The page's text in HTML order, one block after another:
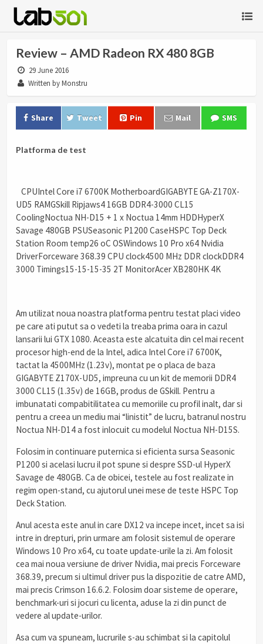
Review – AMD Radeon RX 480 8GB
29 June 2016
Written by Monstru
Share Tweet Pin Mail SMS
Platforma de test
CPUIntel Core i7 6700K MotherboardGIGABYTE GA-Z170X-
UD5 RAMGSkill Ripjaws4 16GB DDR4-3000 CL15
CoolingNoctua NH-D15 + 1 x Noctua 14mm HDDHyperX
Savage 480GB PSUSeasonic P1200 CaseHSPC Top Deck
Station Room temp26 oC OSWindows 10 Pro x64 Nvidia
DriverForceware 368.39 CPU clock4500 MHz DDR clockDDR4
3000 Timings15-15-15-35 2T MonitorAcer XB280HK 4K
Am utilizat noua noastra platforma pentru testat placi video
pe care ati putut sa o vedeti la treaba prima oara in cazul
lansarii lui GTX 1080. Aceasta este alcatuita din cel mai recent
procesor high-end de la Intel, adica Intel Core i7 6700K,
tactat la 4500MHz (1.23v), montat pe o placa de baza
GIGABYTE Z170X-UD5, impreuna cu un kit de memorii DDR4
3000 CL15 (1.35v) de 16GB, produs de GSkill. Pentru a
imbunatati compabitilitatea cu memoriile cu profil inalt, dar si
pentru a creea un mediu mai “linistit” de lucru, batranul nostru
Noctua NH-D14 a fost inlocuit cu modelul Noctua NH-D15S.
Folosim in continuare puternica si eficienta sursa Seasonic
P1200 si acelasi lucru il pot spune si despre SSD-ul HyperX
Savage de 480GB. Ca de obicei, testele au fost realizate in
regim open-stand, cu ajutorul unei mese de teste HSPC Top
Deck Station.
Anul acesta este anul in care DX12 va incepe incet, incet sa isi
intre in drepturi, prin urmare am folosit sistemul de operare
Windows 10 Pro x64, cu toate update-urile la zi. Am folosit
cea mai noua versiune de driver Nvidia, mai precis Forceware
368.39, precum si ultimul driver pus la dispozitie de catre AMD,
mai precis Crimson 16.6.2. Folosim doar sisteme de operare,
benchmark-uri si jocuri cu licenta, aduse la zi din punct de
vedere al update-urilor.
Asa cum va spuneam, lucrurile s-au schimbat si la capitolul